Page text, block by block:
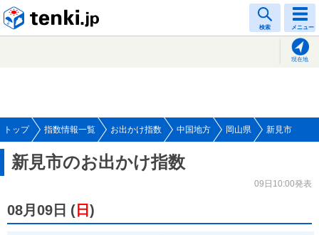
検索 メニュー
現在地
トップ 指数情報一覧 お出かけ指数 中国地方 岡山県 新見市
新見市のお出かけ指数
09日10:00発表
08月09日 ( 日 )